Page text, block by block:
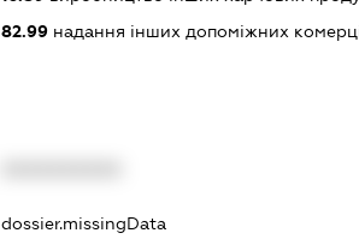
82.99надання інших допоміжних
dossier.missingData